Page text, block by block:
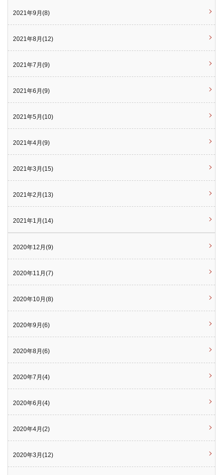
2021年9月(8)
2021年8月(12)
2021年7月(9)
2021年6月(9)
2021年5月(10)
2021年4月(9)
2021年3月(15)
2021年2月(13)
2021年1月(14)
2020年12月(9)
2020年11月(7)
2020年10月(8)
2020年9月(6)
2020年8月(6)
2020年7月(4)
2020年6月(4)
2020年4月(2)
2020年3月(12)